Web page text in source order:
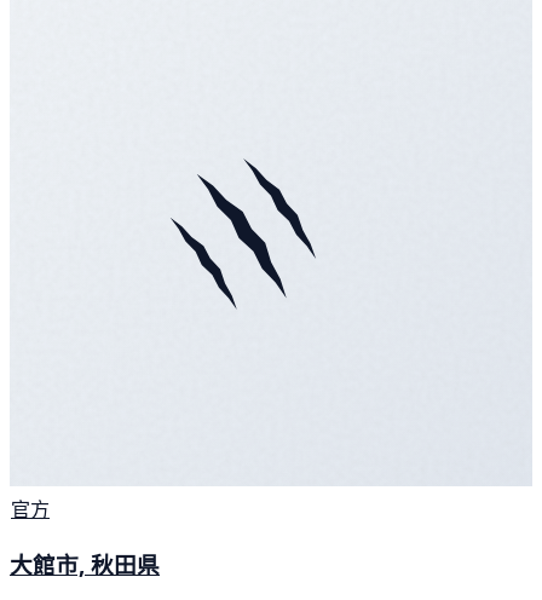
官方
大館市, 秋田県